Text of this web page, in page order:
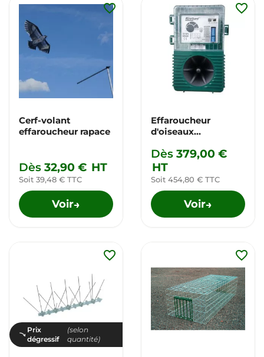
Cerf-volant
effaroucheur rapace
Dès 32,90 € HT
Soit 39,48 € TTC
Voir→
favorite_border
Effaroucheur
d'oiseaux
professionnel
Dès 379,00 €
HT
Soit 454,80 € TTC
Voir→
favorite_border
Prix
dégressif
(selon
quantité)
favorite_border favorite_border